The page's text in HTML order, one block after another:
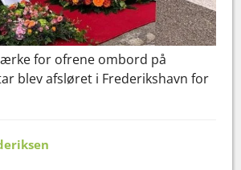
for ofrene ombord på
blev afsløret i Frederikshavn for